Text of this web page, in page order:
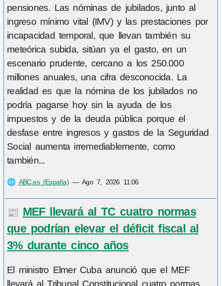
pensiones. Las nóminas de jubilados, junto al
ingreso mínimo vital (IMV) y las prestaciones por
incapacidad temporal, que llevan también su
meteórica subida, sitúan ya el gasto, en un
escenario prudente, cercano a los 250.000
millones anuales, una cifra desconocida. La
realidad es que la nómina de los jubilados no
podría pagarse hoy sin la ayuda de los
impuestos y de la deuda pública porque el
desfase entre ingresos y gastos de la Seguridad
Social aumenta irremediablemente, como
también...
🌐 ABC.es (España)—Ago 7, 2026 11:06
📰 MEF llevará al TC cuatro normas
que podrían elevar el déficit fiscal al
3% durante cinco años
El ministro Elmer Cuba anunció que el MEF
llevará al Tribunal Constitucional cuatro normas